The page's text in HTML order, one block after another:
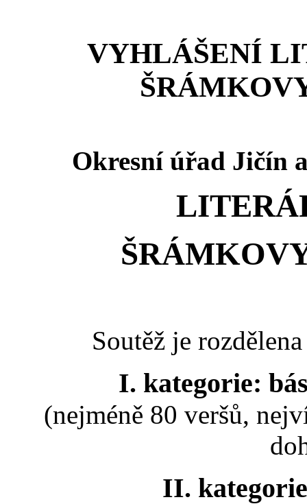
VYHLÁŠENÍ
Okresní úřad Jičín
Soutěž je
I. kategorie:
(nejméně 80 veršů,
II.